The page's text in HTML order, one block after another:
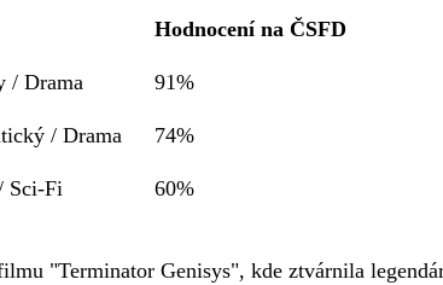
Hodnocení na ČSFD
/ Drama 91%
/ Drama 74%
Sci-Fi 60%
"Terminator Genisys", kde ztvárnila